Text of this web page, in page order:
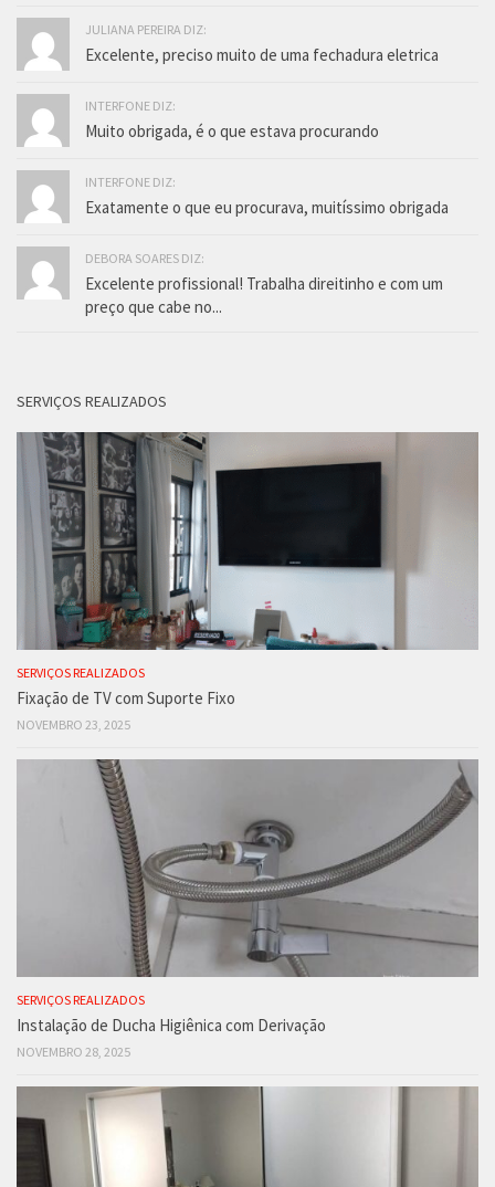
JULIANA PEREIRA DIZ:
Excelente, preciso muito de uma fechadura eletrica
INTERFONE DIZ:
Muito obrigada, é o que estava procurando
INTERFONE DIZ:
Exatamente o que eu procurava, muitíssimo obrigada
DEBORA SOARES DIZ:
Excelente profissional! Trabalha direitinho e com um
preço que cabe no...
SERVIÇOS REALIZADOS
SERVIÇOS REALIZADOS
Fixação de TV com Suporte Fixo
NOVEMBRO 23, 2025
SERVIÇOS REALIZADOS
Instalação de Ducha Higiênica com Derivação
NOVEMBRO 28, 2025